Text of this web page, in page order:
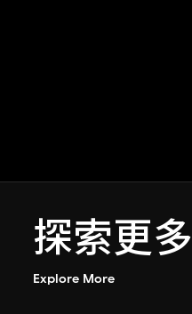
探索更多
Explore More